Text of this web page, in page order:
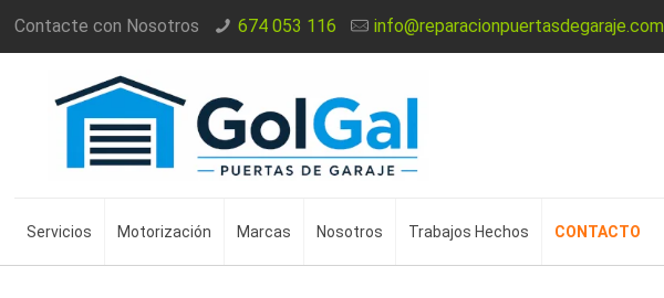
Contacte con Nosotros 674 053 116 info@reparacionpuertasdegaraje.com
Servicios Motorización Marcas Nosotros Trabajos Hechos CONTACTO